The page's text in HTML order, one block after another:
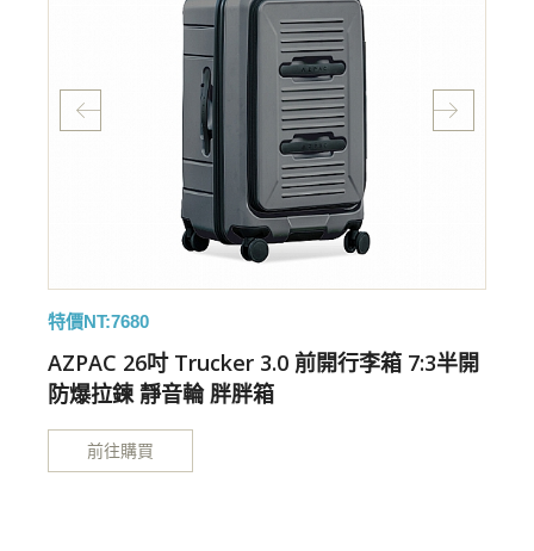
特價NT:7680
AZPAC 26吋 Trucker 3.0 前開行李箱 7:3半開
防爆拉鍊 靜音輪 胖胖箱
前往購買